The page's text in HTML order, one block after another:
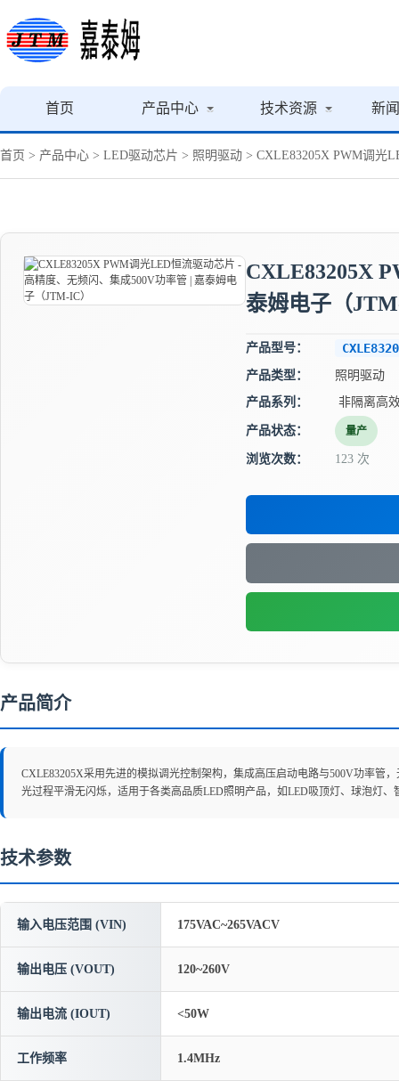
首页 产品中心 技术资源 新
首页 > 产品中心 > LED驱动芯片 > 照明驱动 > CXLE83205X PWM调光
CXLE83205X
泰姆电子（
产品型号：
产品类型：
照明驱动
产品系列：
非隔离高
产品状态： 量产
浏览次数： 123 次
产品简介
CXLE83205X采用先进的模拟调光控制架构，集成高压启动电路与500V功率管
光过程平滑无闪烁，适用于各类高品质LED照明产品，如LED吸顶灯、球泡灯、
技术参数
输入电压范围 (VIN) 175VAC~265VACV
输出电压 (VOUT) 120~260V
输出电流 (IOUT) <50W
工作频率 1.4MHz